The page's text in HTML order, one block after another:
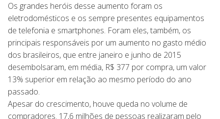
Os grandes heróis desse aumento foram os
eletrodomésticos e os sempre presentes equipamentos
de telefonia e smartphones. Foram eles, também, os
principais responsáveis por um aumento no gasto médio
dos brasileiros, que entre janeiro e junho de 2015
desembolsaram, em média, R$ 377 por compra, um valor
13% superior em relação ao mesmo período do ano
passado.
Apesar do crescimento, houve queda no volume de
compradores. 17,6 milhões de pessoas realizaram pelo